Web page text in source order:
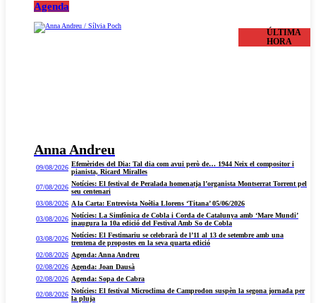
Agenda
Anna Andreu
ÚLTIMA
HORA
09/08/2026 Efemèrides del Dia: Tal dia com avui però de… 1944 Neix el compositor i
pianista, Ricard Miralles
07/08/2026 Notícies: El festival de Peralada homenatja l’organista Montserrat Torrent pel
seu centenari
03/08/2026 A la Carta: Entrevista Noèlia Llorens ‘Titana’ 05/06/2026
03/08/2026 Notícies: La Simfònica de Cobla i Corda de Catalunya amb ‘Mare Mundi’
inaugura la 10a edició del Festival Amb So de Cobla
03/08/2026 Notícies: El Festimariu se celebrarà de l’11 al 13 de setembre amb una
trentena de propostes en la seva quarta edició
02/08/2026 Agenda: Anna Andreu
02/08/2026 Agenda: Joan Dausà
02/08/2026 Agenda: Sopa de Cabra
02/08/2026 Notícies: El festival Microclima de Camprodon suspèn la segona jornada per
la pluja